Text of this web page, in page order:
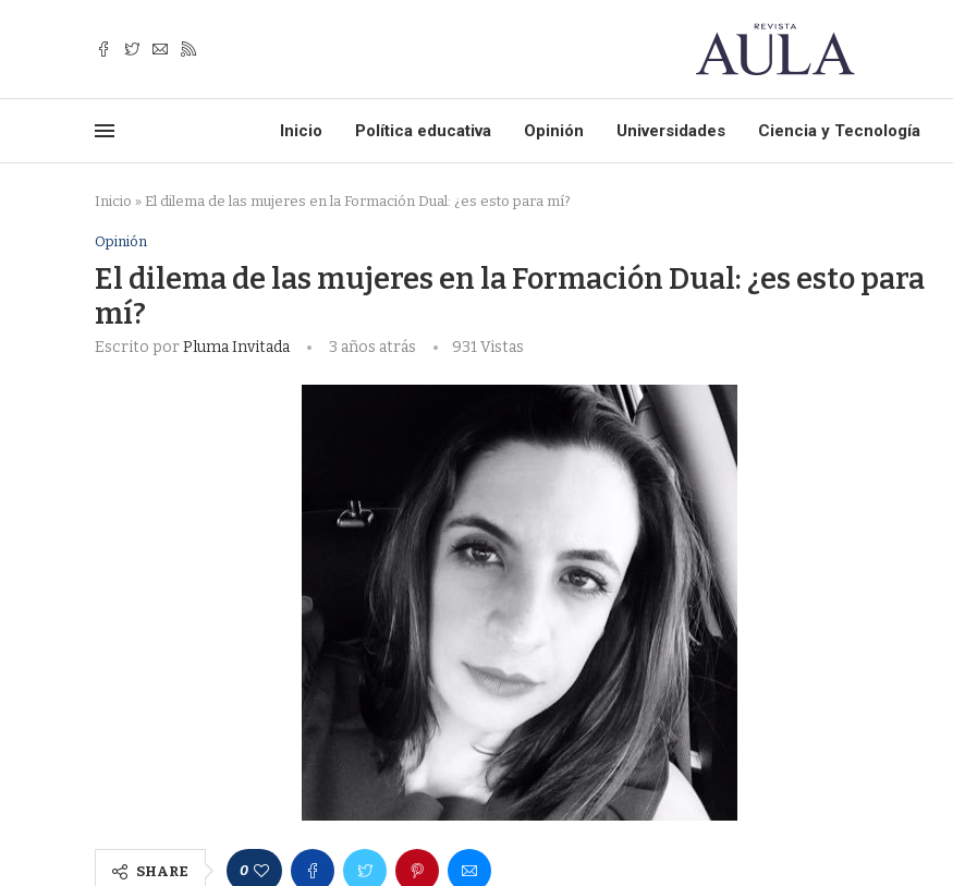
Inicio Política educativa Opinión Universidades Ciencia y Tecnología
Inicio » El dilema de las mujeres en la Formación Dual: ¿es esto para mí?
Opinión
El dilema de las mujeres en la Formación Dual: ¿es esto para
mí?
Escrito porPluma Invitada 3 años atrás 931Vistas
SHARE 0